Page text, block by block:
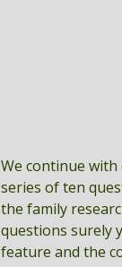
We continue
series of ten
the family
questions surely
feature and the